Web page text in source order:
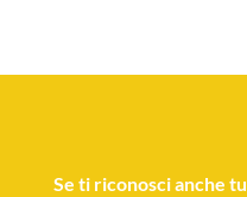
Se ti riconosci anche tu